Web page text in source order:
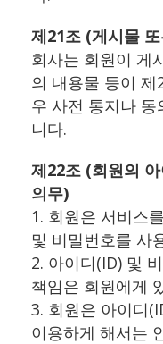
제21조 (게시물
회사는 회원이 게
의 내용물 등이
우 사전 통지나
니다.
제22조 (회원의
의무)
1. 회원은 서비스
및 비밀번호를 사
2. 아이디(ID) 및
책임은 회원에게
3. 회원은 아이디
이용하게 해서는